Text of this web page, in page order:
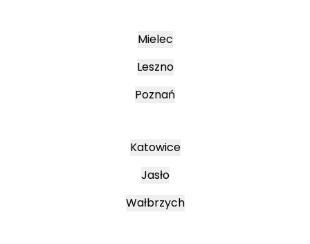
Mielec
Leszno
Poznań
Katowice
Jasło
Wałbrzych